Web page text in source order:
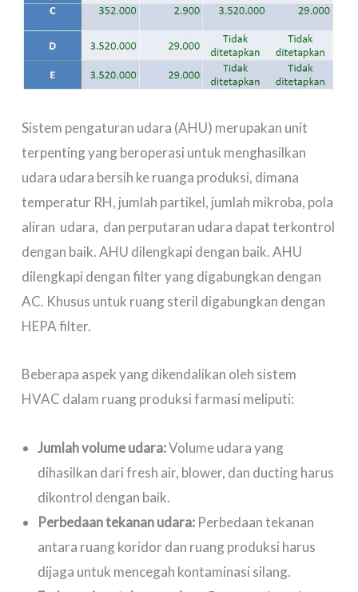
Sistem pengaturan udara (AHU) merupakan unit
terpenting yang beroperasi untuk menghasilkan
udara udara bersih ke ruanga produksi, dimana
temperatur RH, jumlah partikel, jumlah mikroba, pola
aliran udara, dan perputaran udara dapat terkontrol
dengan baik. AHU dilengkapi dengan baik. AHU
dilengkapi dengan filter yang digabungkan dengan
AC. Khusus untuk ruang steril digabungkan dengan
HEPA filter.
Beberapa aspek yang dikendalikan oleh sistem
HVAC dalam ruang produksi farmasi meliputi:
Jumlah volume udara:Volume udara yang
dihasilkan dari fresh air, blower, dan ducting harus
dikontrol dengan baik.
Perbedaan tekanan udara: Perbedaan tekanan
antara ruang koridor dan ruang produksi harus
dijaga untuk mencegah kontaminasi silang.